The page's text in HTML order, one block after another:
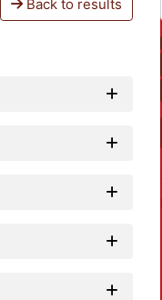
Back to results